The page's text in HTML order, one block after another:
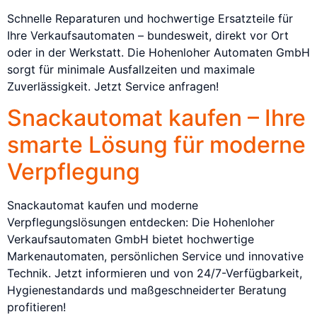
Schnelle Reparaturen und hochwertige Ersatzteile für
Ihre Verkaufsautomaten – bundesweit, direkt vor Ort
oder in der Werkstatt. Die Hohenloher Automaten GmbH
sorgt für minimale Ausfallzeiten und maximale
Zuverlässigkeit. Jetzt Service anfragen!
Snackautomat kaufen – Ihre
smarte Lösung für moderne
Verpflegung
Snackautomat kaufen und moderne
Verpflegungslösungen entdecken: Die Hohenloher
Verkaufsautomaten GmbH bietet hochwertige
Markenautomaten, persönlichen Service und innovative
Technik. Jetzt informieren und von 24/7-Verfügbarkeit,
Hygienestandards und maßgeschneiderter Beratung
profitieren!